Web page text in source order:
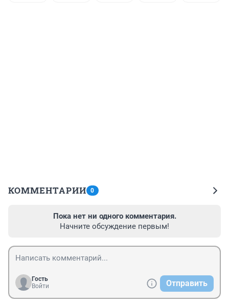
КОММЕНТАРИИ 0
Пока нет ни одного комментария.
Начните обсуждение первым!
Гость
Войти
Отправить